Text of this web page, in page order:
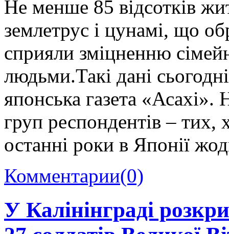
Не менше 85 відсотків
землетрус і цунамі, що
сприяли зміцненню
людьми.Такі дані
японська газета «Асахі».
груп респондентів – тих,
останні роки в Японії
Комментарии(0)
У Калінінграді